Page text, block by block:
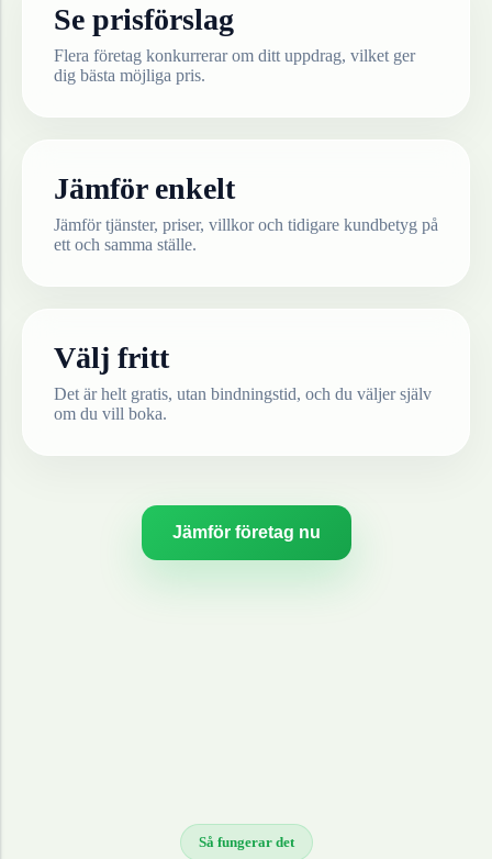
Se prisförslag
Flera företag konkurrerar om ditt uppdrag, vilket ger
dig bästa möjliga pris.
Jämför enkelt
Jämför tjänster, priser, villkor och tidigare kundbetyg på
ett och samma ställe.
Välj fritt
Det är helt gratis, utan bindningstid, och du väljer själv
om du vill boka.
Jämför företag nu
Så fungerar det